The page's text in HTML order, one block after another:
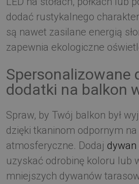
dodać rustykalnego
są nawet zasilane energią
zapewnia ekologiczne
Spersonalizowane
dodatki na balkon
Spraw, by Twój balkon był
dzięki tkaninom odpornym
atmosferyczne. Dodaj
uzyskać odrobinę koloru lub
mniejszych dywanów